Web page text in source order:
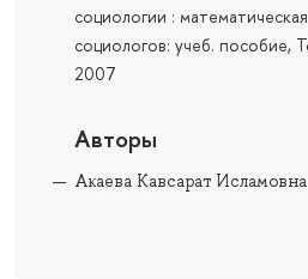
социологии :
социологов: учеб. пособие,
2007
Авторы
Акаева Кавсарат Исламовна